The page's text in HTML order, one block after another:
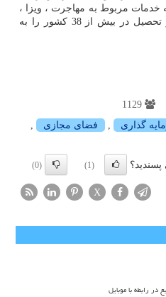
خدمات مربوط به مهاجرت ، ویزا ،
اقامت ، سرمایه گذاری ، کار و تحصیل در بیش از 38 کشور را به
گذاری , فضای مجازی
,
(1)
(0)
X